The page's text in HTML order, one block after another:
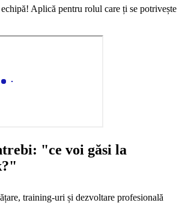
Aplică pentru rolul care ți se potrivește
"ce voi găsi la
training-uri și dezvoltare profesională